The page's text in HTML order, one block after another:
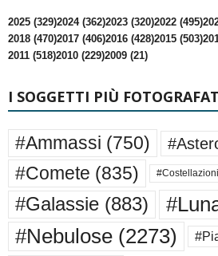
2025 (329)2024 (362)2023 (320)2022 (495)
2018 (470)2017 (406)2016 (428)2015 (503)
2011 (518)2010 (229)2009 (21)
I SOGGETTI PIÙ
#Ammassi (750)
#Comete (835) #Costellazioni
#Galassie (883)
#Nebulose (2273)